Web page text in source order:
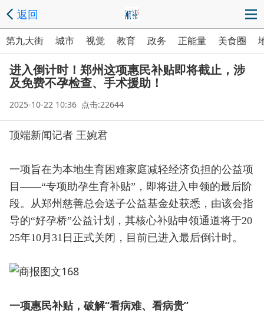
返回
第九大街 城市 视觉 教育 政务 正能量 美食圈
进入倒计时！郑州这项惠民补贴即将截止，涉
及免费不孕检查、手术援助！
2025-10-22 10:36 点击:22644
顶端新闻记者 王婉君
一项旨在为本地生育困难家庭减轻经济负担的公益项
目——“专项助孕生育补贴”，即将进入申领的最后阶
段。从郑州慈善总会送子公益基金处获悉，由该会指
导的“好孕桥”公益计划，其核心补贴申领通道将于20
25年10月31日正式关闭，目前已进入最后倒计时。
一项惠民补贴，破解“看病难、看病贵”